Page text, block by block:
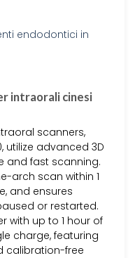
intraorali cinesi
scanners,
utilize advanced 3D
and fast scanning.
arch scan within 1
and ensures
or restarted.
with up to 1 hour of
charge, featuring
calibration-free